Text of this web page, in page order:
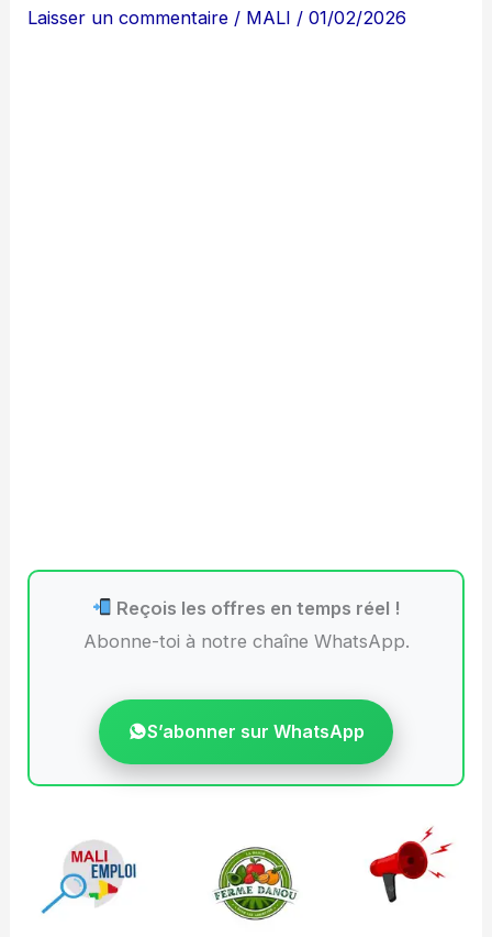
Laisser un commentaire / MALI /01/02/2026
Reçois les offres en temps réel !
Abonne-toi à notre chaîne WhatsApp.
S’abonner sur WhatsApp